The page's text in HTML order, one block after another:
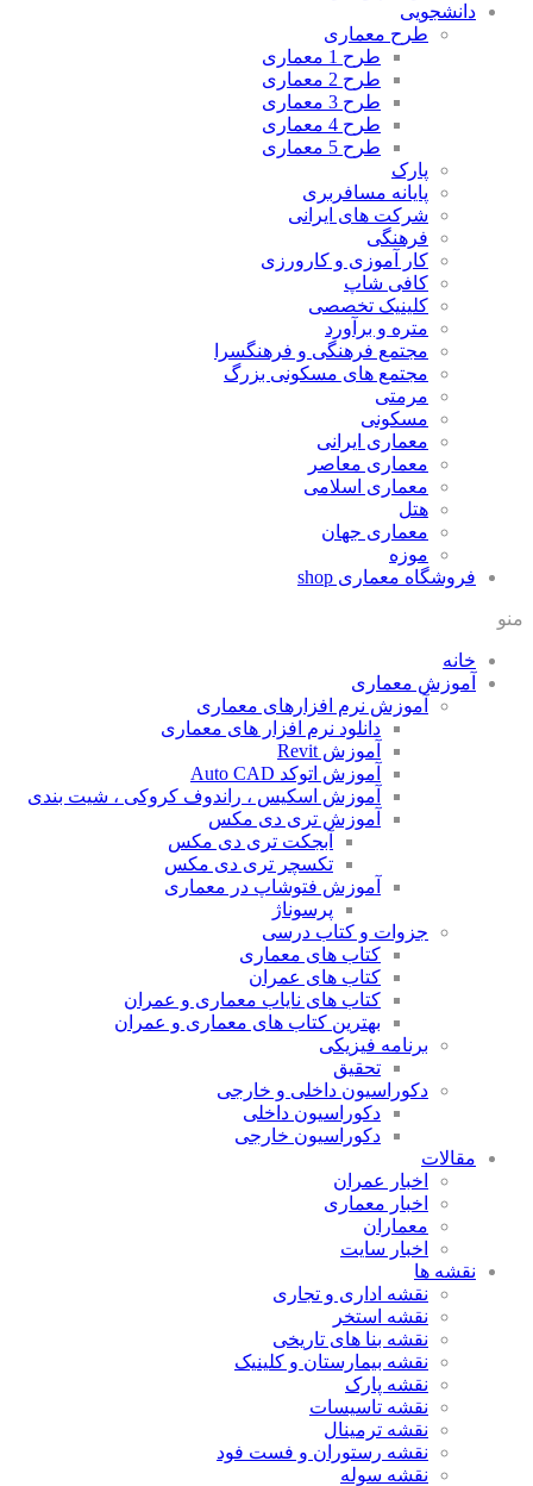
دانشجویی
طرح معماری
طرح 1 معماری
طرح 2 معماری
طرح 3 معماری
طرح 4 معماری
طرح 5 معماری
پارک
پایانه مسافربری
شرکت های ایرانی
فرهنگی
کار آموزی و کارورزی
کافی شاپ
کلینیک تخصصی
متره و برآورد
مجتمع فرهنگی و فرهنگسرا
مجتمع های مسکونی بزرگ
مرمتی
مسکونی
معماری ایرانی
معماری معاصر
معماری اسلامی
هتل
معماری جهان
موزه
فروشگاه معماری shop
منو
خانه
آموزش معماری
آموزش نرم افزارهای معماری
دانلود نرم افزار های معماری
آموزش Revit
آموزش اتوکد Auto CAD
آموزش اسکیس ، راندوف کروکی ، شیت بندی
آموزش تری دی مکس
آبجکت تری دی مکس
تکسچر تری دی مکس
آموزش فتوشاپ در معماری
پرسوناژ
جزوات و کتاب درسی
کتاب های معماری
کتاب های عمران
کتاب های نایاب معماری و عمران
بهترین کتاب های معماری و عمران
برنامه فیزیکی
تحقیق
دکوراسیون داخلی و خارجی
دکوراسیون داخلی
دکوراسیون خارجی
مقالات
اخبار عمران
اخبار معماری
معماران
اخبار سایت
نقشه ها
نقشه اداری و تجاری
نقشه استخر
نقشه بنا های تاریخی
نقشه بیمارستان و کلینیک
نقشه پارک
نقشه تاسیسات
نقشه ترمینال
نقشه رستوران و فست فود
نقشه سوله